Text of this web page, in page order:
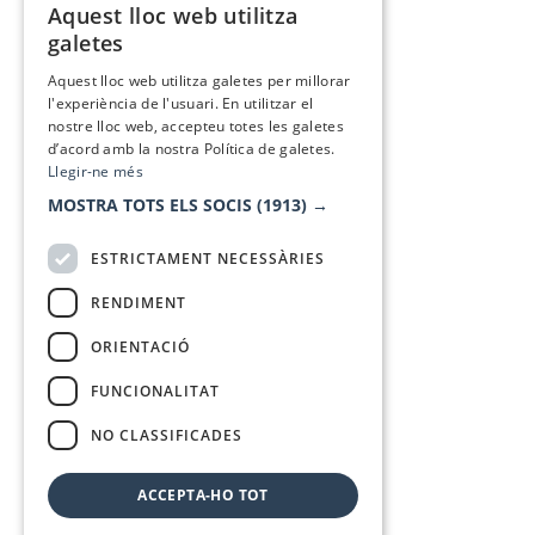
Aquest lloc web utilitza
galetes
Aquest lloc web utilitza galetes per millorar
l'experiència de l'usuari. En utilitzar el
nostre lloc web, accepteu totes les galetes
d’acord amb la nostra Política de galetes.
Llegir-ne més
MOSTRA TOTS ELS SOCIS (1913) →
ESTRICTAMENT NECESSÀRIES
RENDIMENT
ORIENTACIÓ
FUNCIONALITAT
NO CLASSIFICADES
ACCEPTA-HO TOT